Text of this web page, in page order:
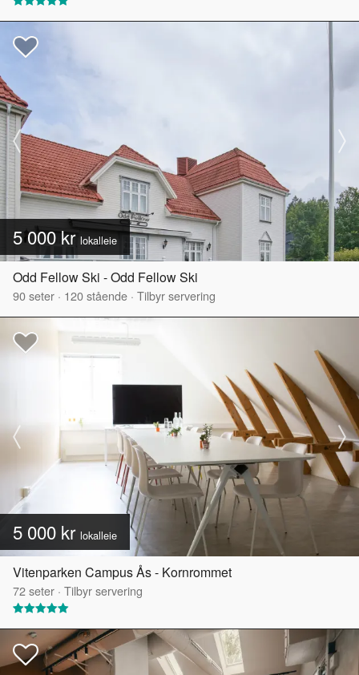
5 000 krlokalleie
Odd Fellow Ski - Odd Fellow Ski
90seter · 120stående · Tilbyr servering
5 000 kr lokalleie
Vitenparken Campus Ås - Kornrommet
72seter · Tilbyr servering